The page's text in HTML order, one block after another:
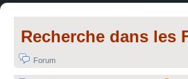
Recherche dans les
Forum